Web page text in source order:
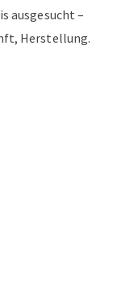
ausgesucht –
Herstellung.